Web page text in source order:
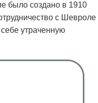
было создано в 1910
с Шевроле
утраченную